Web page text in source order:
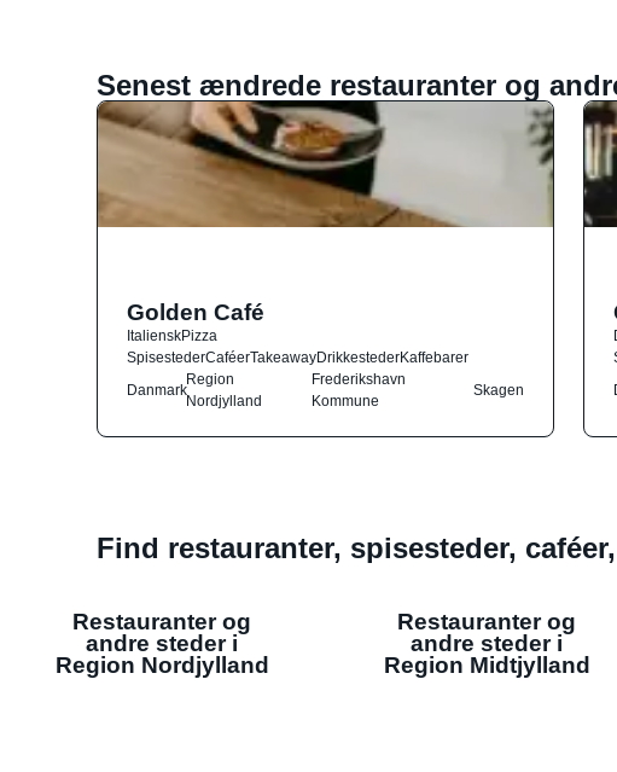
Senest ændrede restauranter og
Golden Café
ItalienskPizza
SpisestederCaféerTakeawayDrikkestederKaffebarer
Danmark
Region
Nordjylland
Frederikshavn
Kommune
Skagen
Find restauranter, spisesteder,
Restauranter og
andre steder i
Region Nordjylland
Restauranter og
andre steder i
Region Midtjylland